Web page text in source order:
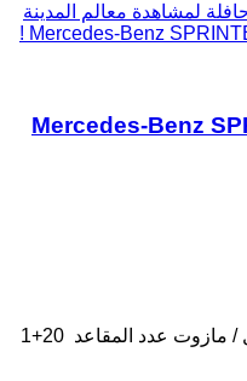
لمشاهدة معالم المدينة
Mercedes-Benz
Mercedes-Benz
/ مازوت عدد المقاعد 20+1